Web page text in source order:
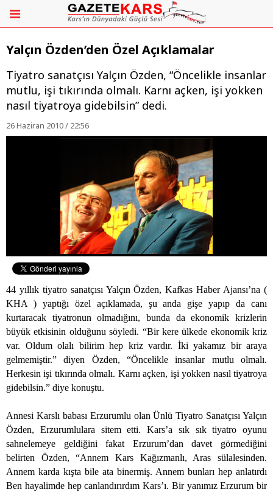
Yalçın Özden’den Özel Açıklamalar
Tiyatro sanatçısı Yalçın Özden, “Öncelikle insanlar
mutlu, işi tıkırında olmalı. Karnı açken, işi yokken
nasıl tiyatroya gidebilsin” dedi.
26 Haziran 2010 / 22:56
44 yıllık tiyatro sanatçısı Yalçın Özden, Kafkas Haber Ajansı’na (
KHA ) yaptığı özel açıklamada, şu anda gişe yapıp da canı
kurtaracak tiyatronun olmadığını, bunda da ekonomik krizlerin
büyük etkisinin olduğunu söyledi. “Bir kere ülkede ekonomik kriz
var. Oldum olalı bilirim hep kriz vardır. İki yakamız bir araya
gelmemiştir.” diyen Özden, “Öncelikle insanlar mutlu olmalı.
Herkesin işi tıkırında olmalı. Karnı açken, işi yokken nasıl tiyatroya
gidebilsin.” diye konuştu.
Annesi Karslı babası Erzurumlu olan Ünlü Tiyatro Sanatçısı Yalçın
Özden, Erzurumlulara sitem etti. Kars’a sık sık tiyatro oyunu
sahnelemeye geldiğini fakat Erzurum’dan davet görmediğini
belirten Özden, “Annem Kars Kağızmanlı, Aras sülalesinden.
Annem karda kışta bile ata binermiş. Annem bunları hep anlatırdı
Ben hayalimde hep canlandırırdım Kars’ı. Bir yanımız Erzurum bir